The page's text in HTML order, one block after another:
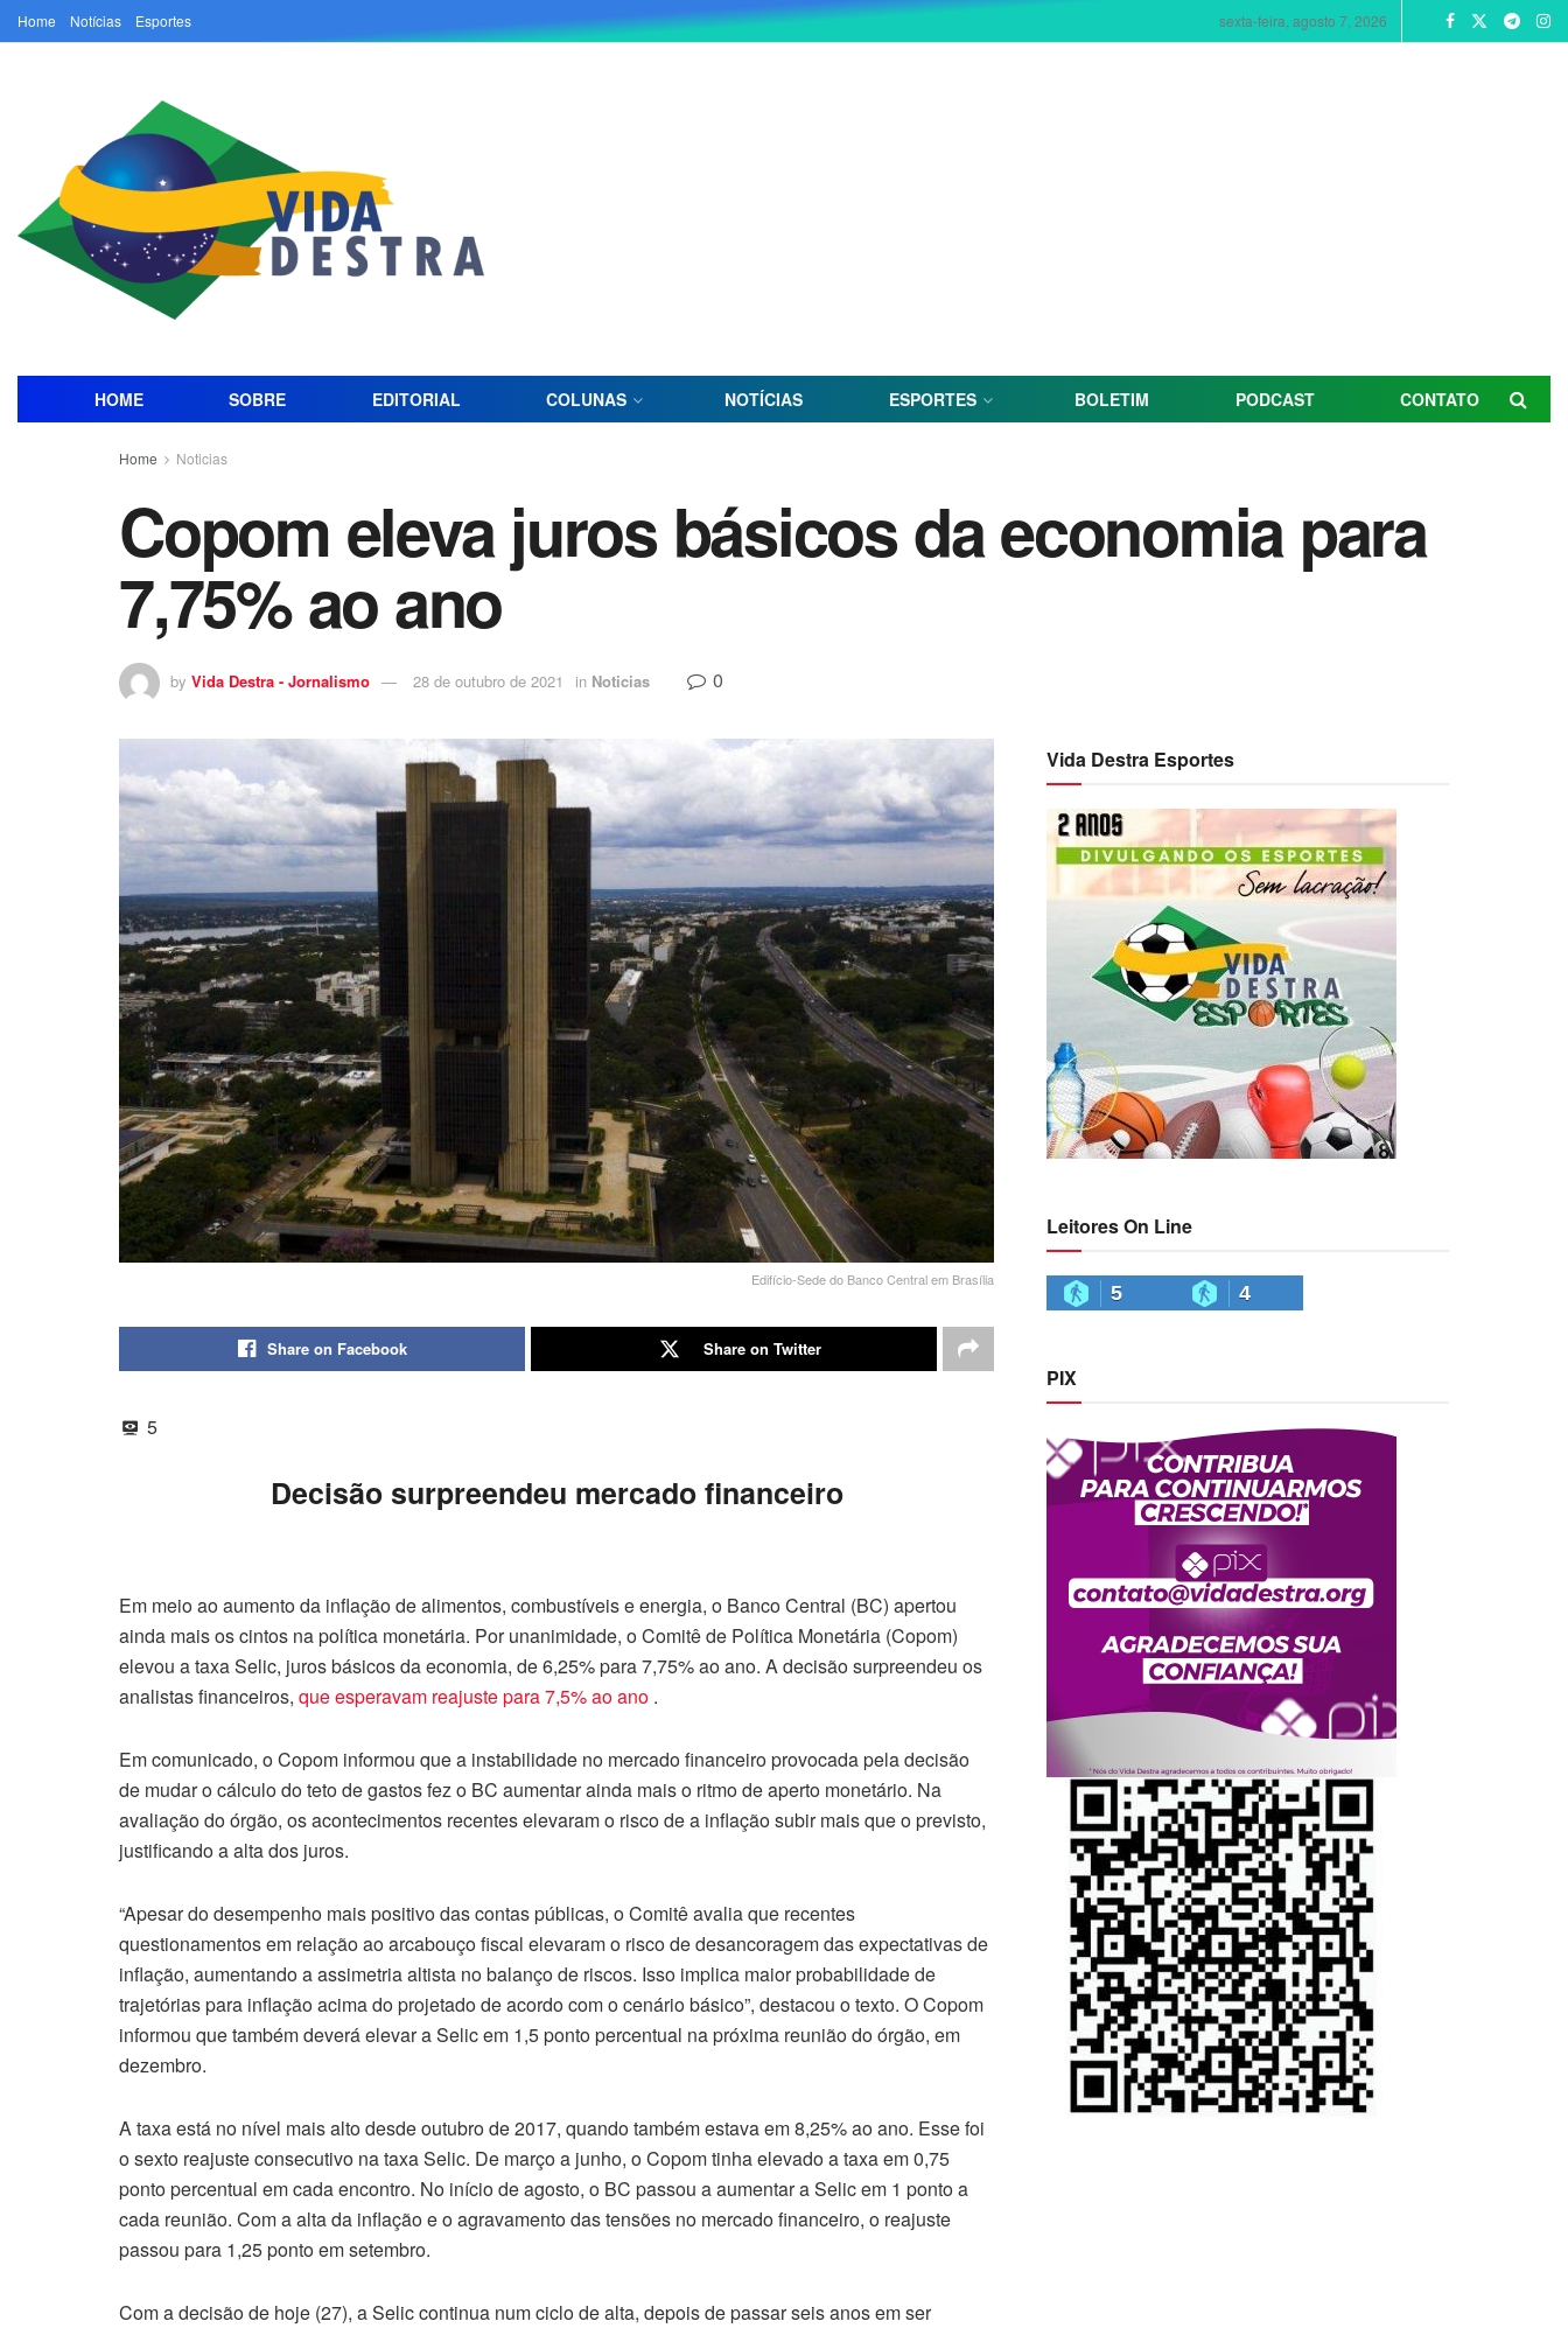
Home Notícias Esportes sexta-feira, agosto 7, 2026
HOME SOBRE EDITORIAL COLUNAS NOTÍCIAS ESPORTES BOLETIM PODCAST CONTATO
Home Noticias
Copom eleva juros básicos da economia para
7,75% ao ano
by Vida Destra - Jornalismo 28 de outubro de 2021 in Noticias 0
Edifício-Sede do Banco Central em Brasília
Share on Facebook Share on Twitter
5
Decisão surpreendeu mercado financeiro
Em meio ao aumento da inflação de alimentos, combustíveis e energia, o Banco Central (BC) apertou
ainda mais os cintos na política monetária. Por unanimidade, o Comitê de Política Monetária (Copom)
elevou a taxa Selic, juros básicos da economia, de 6,25% para 7,75% ao ano. A decisão surpreendeu os
analistas financeiros, que esperavam reajuste para 7,5% ao ano .
Em comunicado, o Copom informou que a instabilidade no mercado financeiro provocada pela decisão
de mudar o cálculo do teto de gastos fez o BC aumentar ainda mais o ritmo de aperto monetário. Na
avaliação do órgão, os acontecimentos recentes elevaram o risco de a inflação subir mais que o previsto,
justificando a alta dos juros.
“Apesar do desempenho mais positivo das contas públicas, o Comitê avalia que recentes
questionamentos em relação ao arcabouço fiscal elevaram o risco de desancoragem das expectativas de
inflação, aumentando a assimetria altista no balanço de riscos. Isso implica maior probabilidade de
trajetórias para inflação acima do projetado de acordo com o cenário básico”, destacou o texto. O Copom
informou que também deverá elevar a Selic em 1,5 ponto percentual na próxima reunião do órgão, em
dezembro.
A taxa está no nível mais alto desde outubro de 2017, quando também estava em 8,25% ao ano. Esse foi
o sexto reajuste consecutivo na taxa Selic. De março a junho, o Copom tinha elevado a taxa em 0,75
ponto percentual em cada encontro. No início de agosto, o BC passou a aumentar a Selic em 1 ponto a
cada reunião. Com a alta da inflação e o agravamento das tensões no mercado financeiro, o reajuste
passou para 1,25 ponto em setembro.
Com a decisão de hoje (27), a Selic continua num ciclo de alta, depois de passar seis anos em ser
Vida Destra Esportes
Leitores On Line
5 4
PIX